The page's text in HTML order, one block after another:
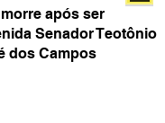
após ser
Senador Teotônio
dos Campos